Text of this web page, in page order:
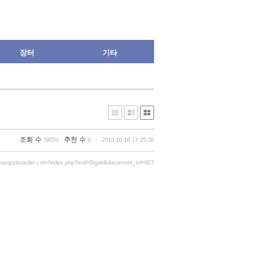
장터 기타
조회 수 39054 추천 수 8 2010.10.16 17:25:38
index.php?mid=Bigair&document_srl=907